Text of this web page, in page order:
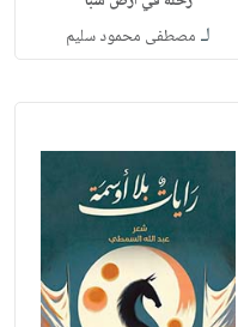
لـ مصطفى محمود سليم